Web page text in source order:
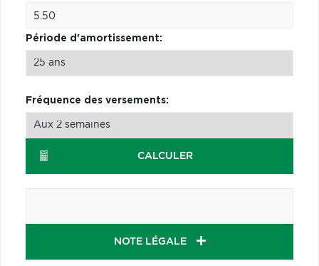
Période d'amortissement:
Fréquence des versements:
CALCULER
NOTE LÉGALE